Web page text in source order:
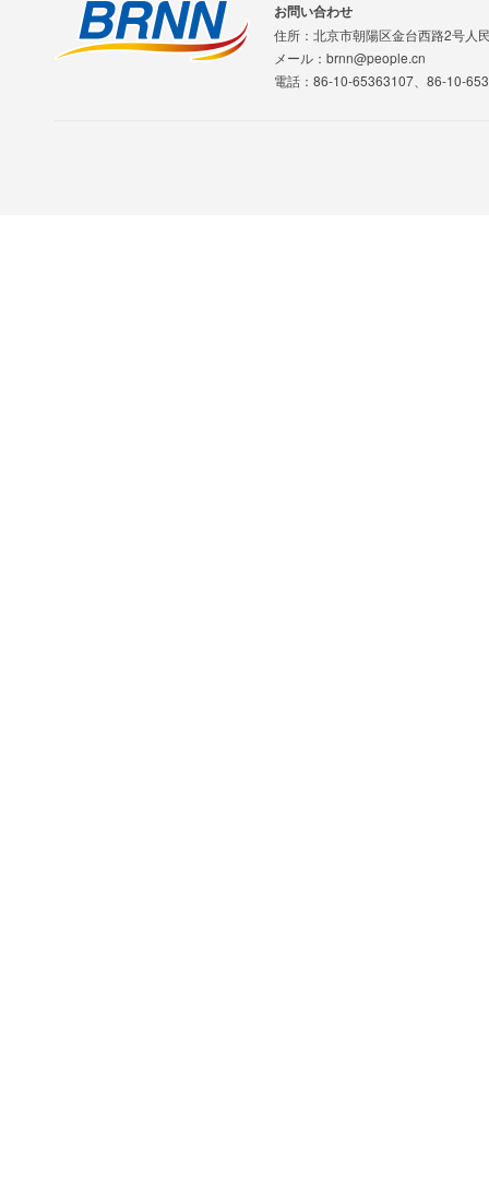
お問い合わせ
住所：北京市朝陽区金台西路2号人
メール：brnn@people.cn
電話：86-10-65363107、86-10-